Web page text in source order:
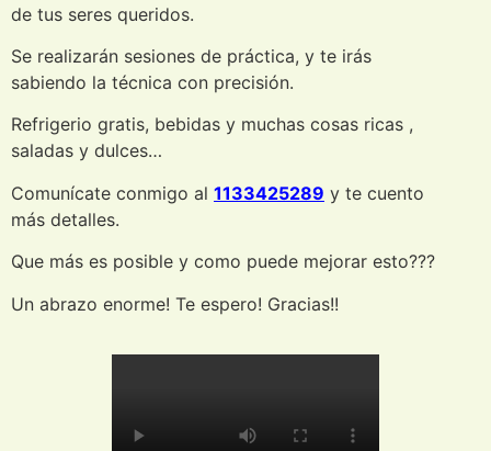
de tus seres queridos.
Se realizarán sesiones de práctica, y te irás
sabiendo la técnica con precisión.
Refrigerio gratis, bebidas y muchas cosas ricas ,
saladas y dulces…
Comunícate conmigo al 1133425289 y te cuento
más detalles.
Que más es posible y como puede mejorar esto???
Un abrazo enorme! Te espero! Gracias!!